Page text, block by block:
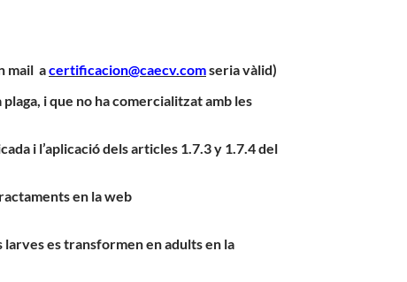
mail acertificacion@caecv.comseria vàlid)
i que no ha comercialitzat amb les
i l’aplicació dels articles 1.7.3 y 1.7.4 del
en la web
es transformen en adults en la